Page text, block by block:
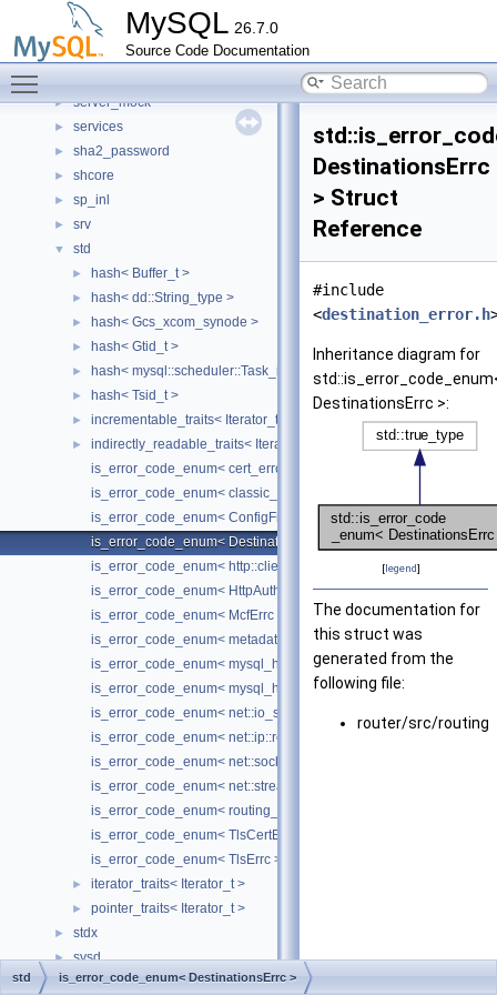
MySQL 26.7.0
Source Code Documentation
Roles
routing_guidelines
► rpl
► server_mock
► services
► sha2_password
► shcore
► sp_inl
► srv
▼ std
► hash< Buffer_t >
► hash< dd::String_type >
► hash< Gcs_xcom_synode >
► hash< Gtid_t >
► hash< mysql::scheduler::Task_id >
► hash< Tsid_t >
► incrementable_traits< Iterator_t >
►
indirectly_readable_traits< Iterator_t >
is_error_code_enum< cert_errc >
is_error_code_enum< classic_protocol::codec_errc >
is_error_code_enum< ConfigFilePathValidatorErrc >
is_error_code_enum< DestinationsErrc >
is_error_code_enum< http::client::FailureCode >
is_error_code_enum< HttpAuthErrc >
is_error_code_enum< McfErrc >
is_error_code_enum< metadata_cache::metadata_errc >
is_error_code_enum< mysql_harness::DynamicLoaderErrc >
is_error_code_enum<
is_error_code_enum< net::io_service_errc >
is_error_code_enum< net::ip::resolver_errc >
is_error_code_enum< net::socket_errc >
is_error_code_enum< net::stream_errc >
is_error_code_enum< routing_guidelines::routing_guidelines_errc
is_error_code_enum< TlsCertErrc >
is_error_code_enum< TlsErrc >
► iterator_traits< Iterator_t >
► pointer_traits< Iterator_t >
► stdx
► sysd
► telemetry
DestinationsErrc
> Struct
Reference
#include
<destination_error.h
Inheritance diagram for
DestinationsErrc >:
[legend]
The documentation for
this struct was
generated from the
following file:
router/src/
std is_error_code_enum< DestinationsErrc >